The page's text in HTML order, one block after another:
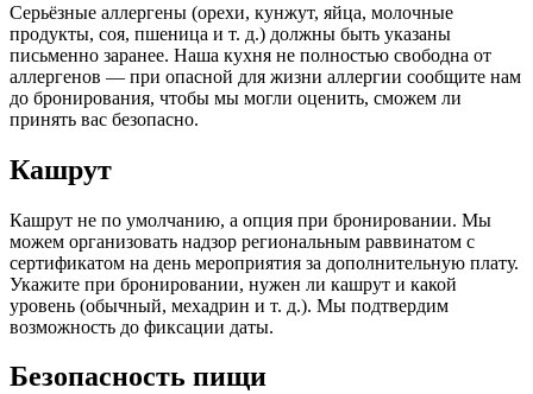
Серьёзные аллергены (орехи, кунжут, яйца, молочные
продукты, соя, пшеница и т. д.) должны быть указаны
письменно заранее. Наша кухня не полностью свободна от
аллергенов — при опасной для жизни аллергии сообщите нам
до бронирования, чтобы мы могли оценить, сможем ли
принять вас безопасно.
Кашрут
Кашрут не по умолчанию, а опция при бронировании. Мы
можем организовать надзор региональным раввинатом с
сертификатом на день мероприятия за дополнительную плату.
Укажите при бронировании, нужен ли кашрут и какой
уровень (обычный, мехадрин и т. д.). Мы подтвердим
возможность до фиксации даты.
Безопасность пищи